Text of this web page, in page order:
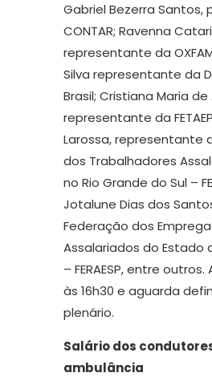
Gabriel Bezerra Santos,
CONTAR; Ravenna
representante da
Silva representante da
Brasil; Cristiana Maria
representante da
Larossa, representante
dos Trabalhadores
no Rio Grande do Sul –
Jotalune Dias dos
Federação dos
Assalariados do Estado
– FERAESP, entre
às 16h30 e aguarda
plenário.
Salário dos
ambulância